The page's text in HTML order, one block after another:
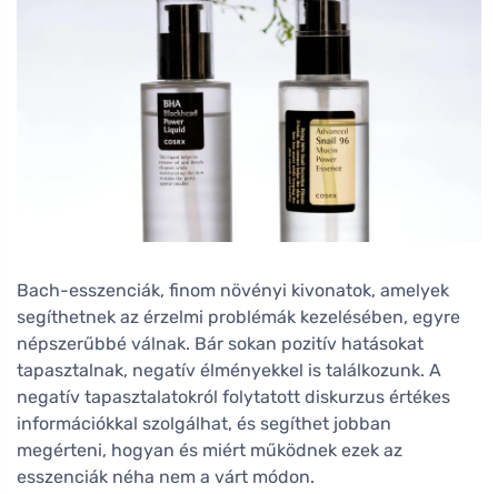
Bach-esszenciák, finom növényi kivonatok, amelyek
segíthetnek az érzelmi problémák kezelésében, egyre
népszerűbbé válnak. Bár sokan pozitív hatásokat
tapasztalnak, negatív élményekkel is találkozunk. A
negatív tapasztalatokról folytatott diskurzus értékes
információkkal szolgálhat, és segíthet jobban
megérteni, hogyan és miért működnek ezek az
esszenciák néha nem a várt módon.